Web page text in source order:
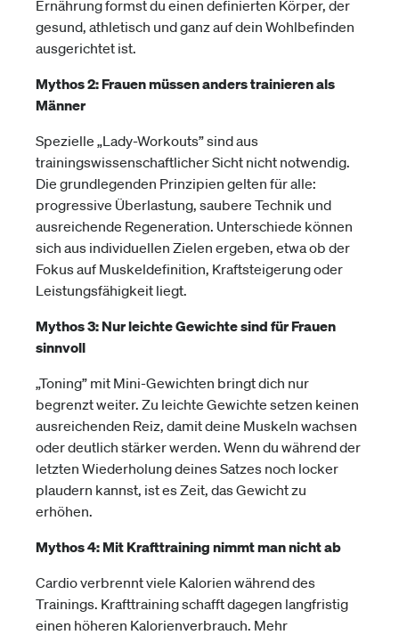
Ernährung formst du einen definierten Körper, der
gesund, athletisch und ganz auf dein Wohlbefinden
ausgerichtet ist.
Mythos 2: Frauen müssen anders trainieren als
Männer
Spezielle „Lady-Workouts” sind aus
trainingswissenschaftlicher Sicht nicht notwendig.
Die grundlegenden Prinzipien gelten für alle:
progressive Überlastung, saubere Technik und
ausreichende Regeneration. Unterschiede können
sich aus individuellen Zielen ergeben, etwa ob der
Fokus auf Muskeldefinition, Kraftsteigerung oder
Leistungsfähigkeit liegt.
Mythos 3: Nur leichte Gewichte sind für Frauen
sinnvoll
„Toning” mit Mini-Gewichten bringt dich nur
begrenzt weiter. Zu leichte Gewichte setzen keinen
ausreichenden Reiz, damit deine Muskeln wachsen
oder deutlich stärker werden. Wenn du während der
letzten Wiederholung deines Satzes noch locker
plaudern kannst, ist es Zeit, das Gewicht zu
erhöhen.
Mythos 4: Mit Krafttraining nimmt man nicht ab
Cardio verbrennt viele Kalorien während des
Trainings. Krafttraining schafft dagegen langfristig
einen höheren Kalorienverbrauch. Mehr